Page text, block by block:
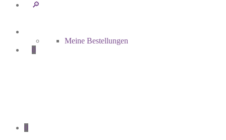
🔎︎
Meine Bestellungen
0
0